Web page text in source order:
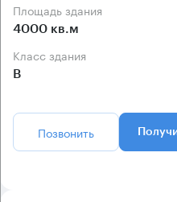
Площадь здания
4000 кв.м
Класс здания
B
Позвонить